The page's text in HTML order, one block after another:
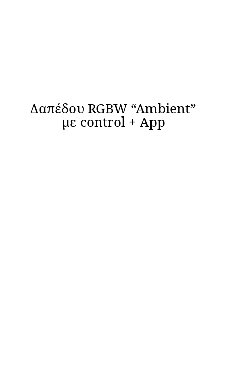
Δαπέδου RGBW “Ambient”
με control + App